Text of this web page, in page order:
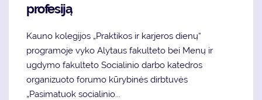
profesiją
Kauno kolegijos „Praktikos ir karjeros dienų“
programoje vyko Alytaus fakulteto bei Menų ir
ugdymo fakulteto Socialinio darbo katedros
organizuoto forumo kūrybinės dirbtuvės
„Pasimatuok socialinio...